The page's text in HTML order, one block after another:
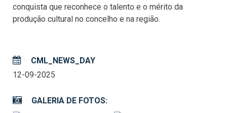
conquista que reconhece o talento e o mérito da
produção cultural no concelho e na região.
CML_NEWS_DAY
12-09-2025
GALERIA DE FOTOS: